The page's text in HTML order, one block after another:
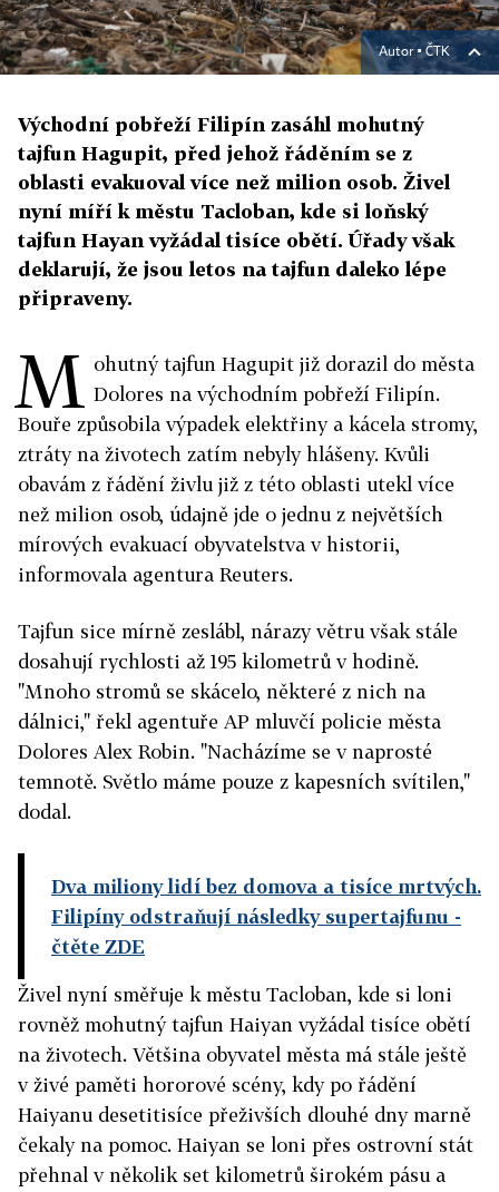
Autor ▪ČTK
Východní pobřeží Filipín zasáhl mohutný
tajfun Hagupit, před jehož řáděním se z
oblasti evakuoval více než milion osob. Živel
nyní míří k městu Tacloban, kde si loňský
tajfun Hayan vyžádal tisíce obětí. Úřady však
deklarují, že jsou letos na tajfun daleko lépe
připraveny.
M ohutný tajfun Hagupit již dorazil do města
Dolores na východním pobřeží Filipín.
Bouře způsobila výpadek elektřiny a kácela stromy,
ztráty na životech zatím nebyly hlášeny. Kvůli
obavám z řádění živlu již z této oblasti utekl více
než milion osob, údajně jde o jednu z největších
mírových evakuací obyvatelstva v historii,
informovala agentura Reuters.
Tajfun sice mírně zeslábl, nárazy větru však stále
dosahují rychlosti až 195 kilometrů v hodině.
"Mnoho stromů se skácelo, některé z nich na
dálnici," řekl agentuře AP mluvčí policie města
Dolores Alex Robin. "Nacházíme se v naprosté
temnotě. Světlo máme pouze z kapesních svítilen,"
dodal.
Dva miliony lidí bez domova a tisíce mrtvých.
Filipíny odstraňují následky supertajfunu -
čtěte ZDE
Živel nyní směřuje k městu Tacloban, kde si loni
rovněž mohutný tajfun Haiyan vyžádal tisíce obětí
na životech. Většina obyvatel města má stále ještě
v živé paměti hororové scény, kdy po řádění
Haiyanu desetitisíce přeživších dlouhé dny marně
čekaly na pomoc. Haiyan se loni přes ostrovní stát
přehnal v několik set kilometrů širokém pásu a